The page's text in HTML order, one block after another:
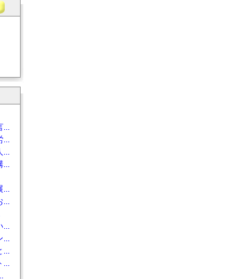
...
...
...
...
...
...
...
...
...
...